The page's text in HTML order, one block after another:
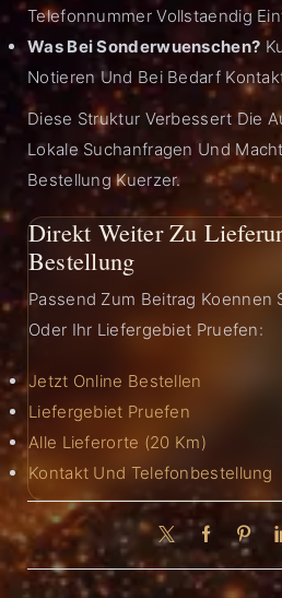
Telefonnummer Vollstaendig
Was Bei Sonderwuenschen?
Notieren Und Bei Bedarf
Diese Struktur Verbessert Die
Lokale Suchanfragen Und
Bestellung Kuerzer.
Direkt Weiter Zu
Bestellung
Passend Zum Beitrag Koennen
Oder Ihr Liefergebiet Pruefen:
Jetzt Online Bestellen
Liefergebiet Pruefen
Alle Lieferorte (20 Km)
Kontakt Und Telefonbestellung